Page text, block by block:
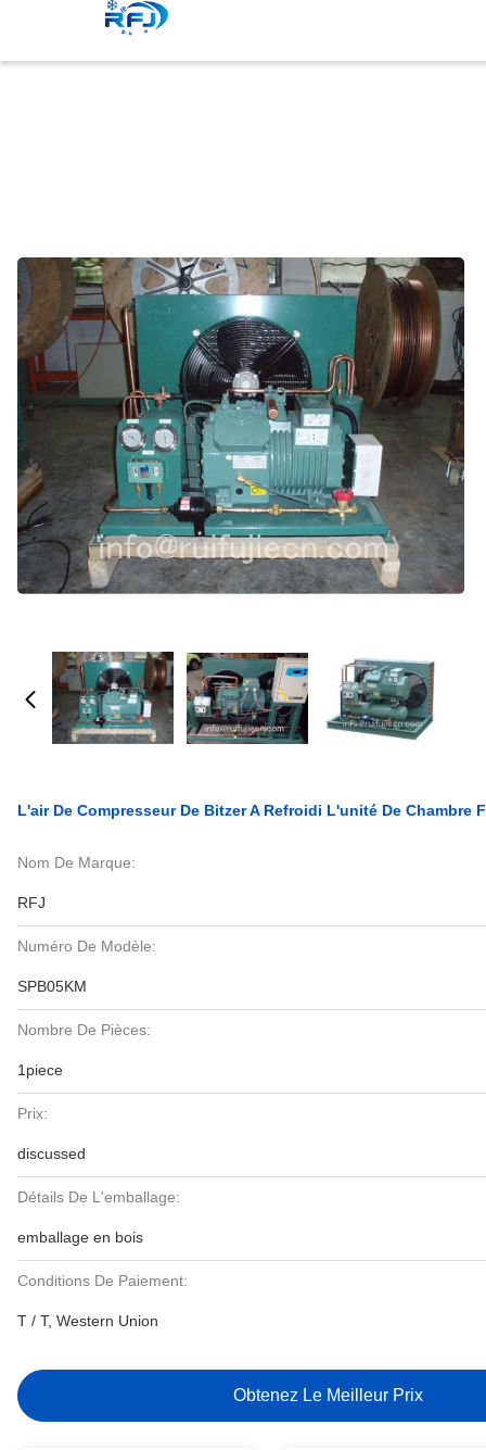
L'air De Compresseur De Bitzer A Refroidi L'unité De
Nom De Marque:
RFJ
Numéro De Modèle:
SPB05KM
Nombre De Pièces:
1piece
Prix:
discussed
Détails De L'emballage:
emballage en bois
Conditions De Paiement:
T / T, Western Union
Obtenez Le Meilleur Prix